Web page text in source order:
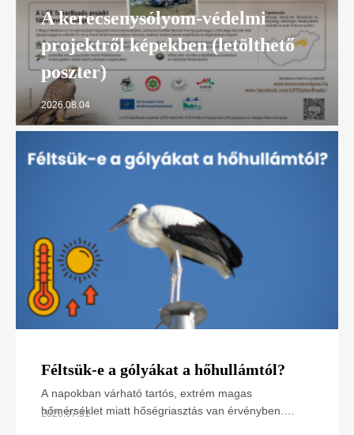
A kerecsenysólyom-védelmi
projektről képekben (letölthető
poszter)
2026.08.04
Féltsük-e a gólyákat a hőhullámtól?
A napokban várható tartós, extrém magas
hőmérséklet miatt hőségriasztás van érvényben.
2026.07.31